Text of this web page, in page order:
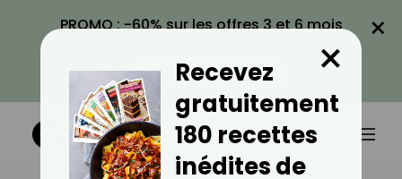
PROMO : -60% sur les offres 3 et 6 mois
VOIR LA PROMO
×
Recevez
gratuitement
180 recettes
inédites de
×